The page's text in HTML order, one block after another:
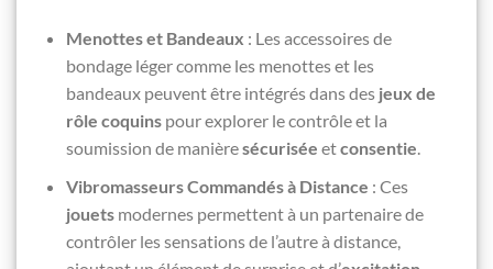
Menottes et Bandeaux : Les accessoires de
bondage léger comme les menottes et les
bandeaux peuvent être intégrés dans des jeux de
rôle coquinspour explorer le contrôle et la
soumission de manièresécurisée etconsentie.
Vibromasseurs Commandés à Distance : Ces
jouetsmodernes permettent à un partenaire de
contrôler les sensations de l’autre à distance,